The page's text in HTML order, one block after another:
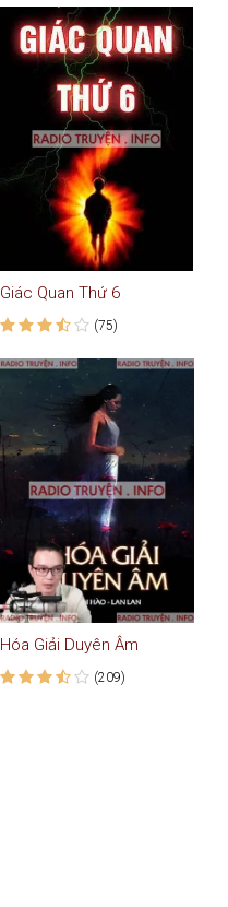
Giác Quan Thứ 6
(75)
Hóa Giải Duyên Âm
(209)